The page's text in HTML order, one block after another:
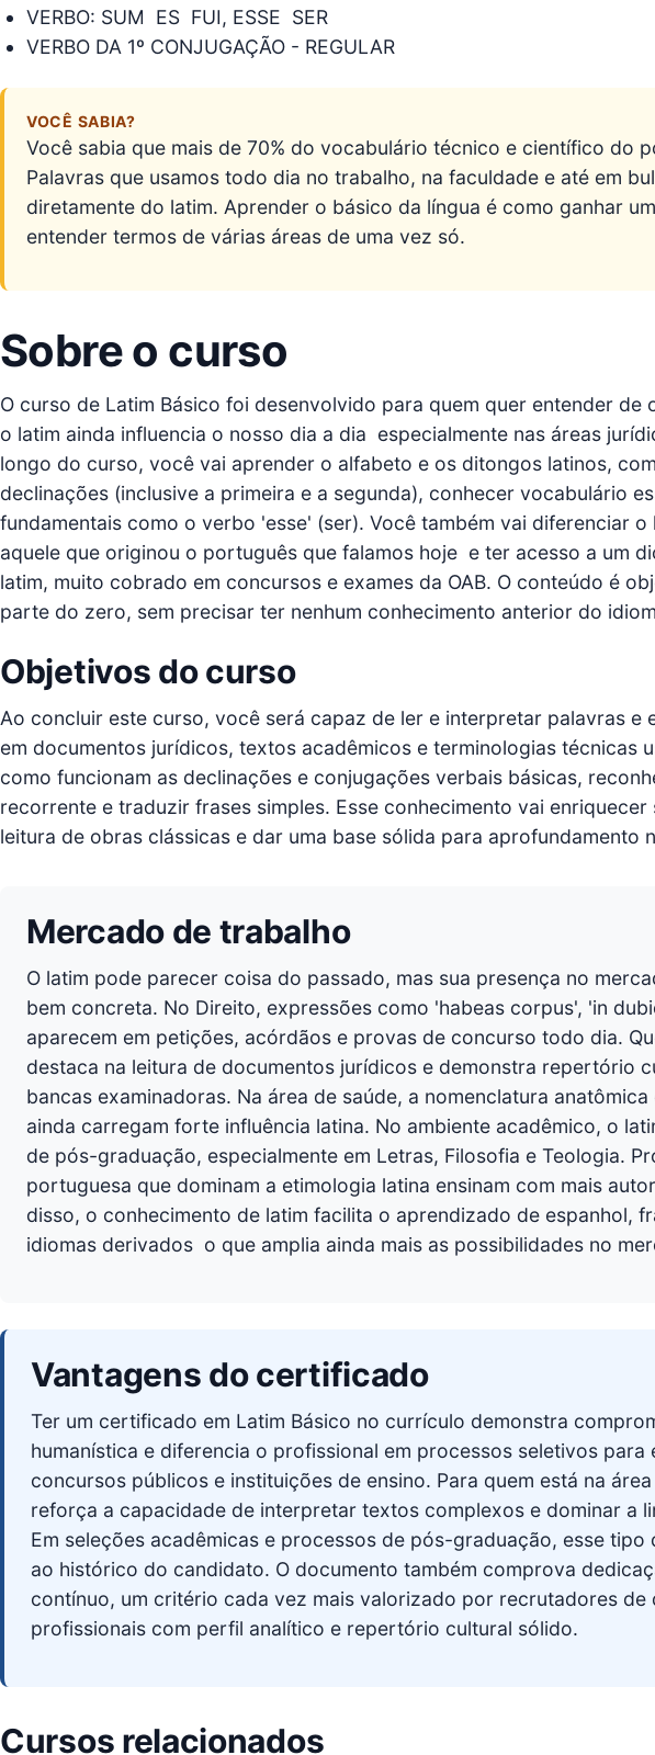
VERBO: SUM  ES  FUI, ESSE  SER
VERBO DA 1º CONJUGAÇÃO - REGULAR
VOCÊ SABIA?
Você sabia que mais de 70% do vocabulário técnico e científico do
Palavras que usamos todo dia no trabalho, na faculdade e até em
diretamente do latim. Aprender o básico da língua é como ganhar
entender termos de várias áreas de uma vez só.
Sobre o curso
O curso de Latim Básico foi desenvolvido para quem quer entender de
o latim ainda influencia o nosso dia a dia  especialmente nas áreas
longo do curso, você vai aprender o alfabeto e os ditongos latinos,
declinações (inclusive a primeira e a segunda), conhecer vocabulário
fundamentais como o verbo 'esse' (ser). Você também vai diferenciar o
aquele que originou o português que falamos hoje  e ter acesso a um
latim, muito cobrado em concursos e exames da OAB. O conteúdo é
parte do zero, sem precisar ter nenhum conhecimento anterior do
Objetivos do curso
Ao concluir este curso, você será capaz de ler e interpretar palavras e
em documentos jurídicos, textos acadêmicos e terminologias técnicas
como funcionam as declinações e conjugações verbais básicas,
recorrente e traduzir frases simples. Esse conhecimento vai
leitura de obras clássicas e dar uma base sólida para aprofundamento
Mercado de trabalho
O latim pode parecer coisa do passado, mas sua presença no
bem concreta. No Direito, expressões como 'habeas corpus', 'in
aparecem em petições, acórdãos e provas de concurso todo dia.
destaca na leitura de documentos jurídicos e demonstra repertório
bancas examinadoras. Na área de saúde, a nomenclatura
ainda carregam forte influência latina. No ambiente acadêmico, o
de pós-graduação, especialmente em Letras, Filosofia e Teologia.
portuguesa que dominam a etimologia latina ensinam com mais
disso, o conhecimento de latim facilita o aprendizado de espanhol,
idiomas derivados  o que amplia ainda mais as possibilidades no
Vantagens do certificado
Ter um certificado em Latim Básico no currículo demonstra
humanística e diferencia o profissional em processos seletivos
concursos públicos e instituições de ensino. Para quem está na
reforça a capacidade de interpretar textos complexos e dominar a
Em seleções acadêmicas e processos de pós-graduação, esse
ao histórico do candidato. O documento também comprova
contínuo, um critério cada vez mais valorizado por recrutadores de
profissionais com perfil analítico e repertório cultural sólido.
Cursos relacionados